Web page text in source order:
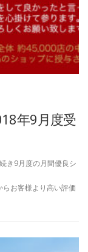
年9月度受
き9月度の月間優良シ
お客様より高い評価